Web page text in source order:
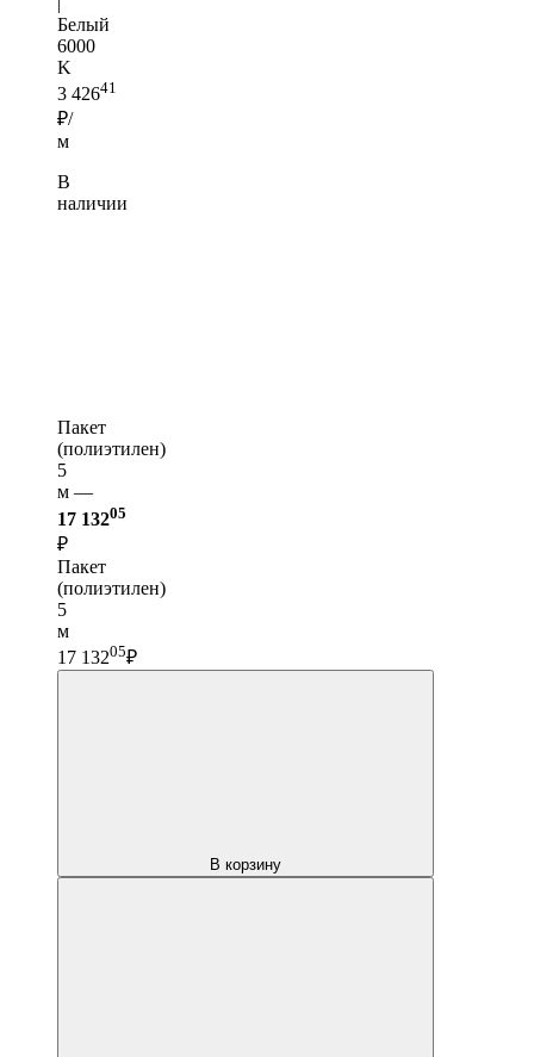
Белый
6000
K
3 42641
₽/
м
В
наличии
Пакет
(полиэтилен)
5
м —
17 13205
₽
Пакет
(полиэтилен)
5
м
17 13205₽
В корзину